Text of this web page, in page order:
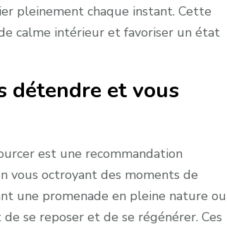
pleinement chaque instant. Cette
calme intérieur et favoriser un état
détendre et vous
est une recommandation
vous octroyant des moments de
une promenade en pleine nature ou
se reposer et de se régénérer. Ces